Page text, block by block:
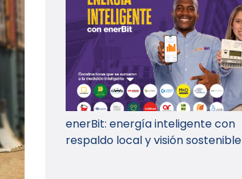
enerBit: energía inteligente con
respaldo local y visión sostenible